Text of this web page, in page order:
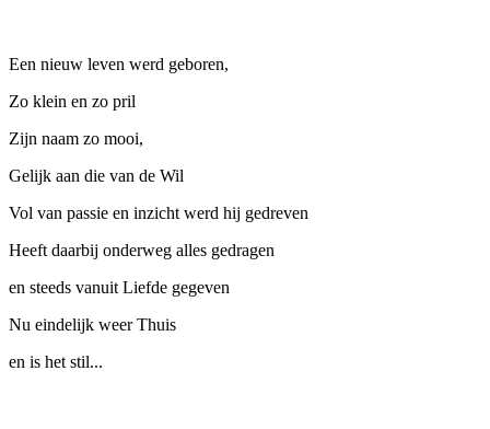
Een nieuw leven werd geboren,
Zo klein en zo pril
Zijn naam zo mooi,
Gelijk aan die van de Wil
Vol van passie en inzicht werd hij gedreven
Heeft daarbij onderweg alles gedragen
en steeds vanuit Liefde gegeven
Nu eindelijk weer Thuis
en is het stil...